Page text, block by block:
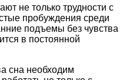
не только трудности с
пробуждения среди
подъемы без чувства
в постоянной
сна необходим